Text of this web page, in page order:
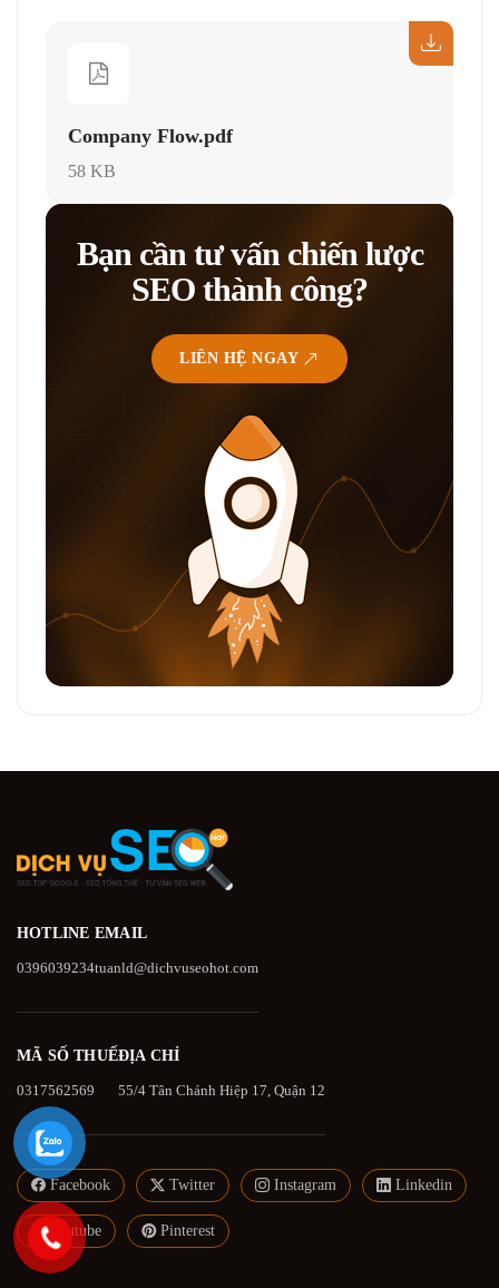
Company Flow.pdf
58 KB
Bạn cần tư vấn chiến lược
SEO thành công?
LIÊN HỆ NGAY
HOTLINE
0396039234
EMAIL
tuanld@dichvuseohot.com
MÃ SỐ THUẾ
0317562569
ĐỊA CHỈ
55/4 Tân Chánh Hiệp 17, Quận 12
Facebook Twitter Instagram Linkedin
Youtube Pinterest